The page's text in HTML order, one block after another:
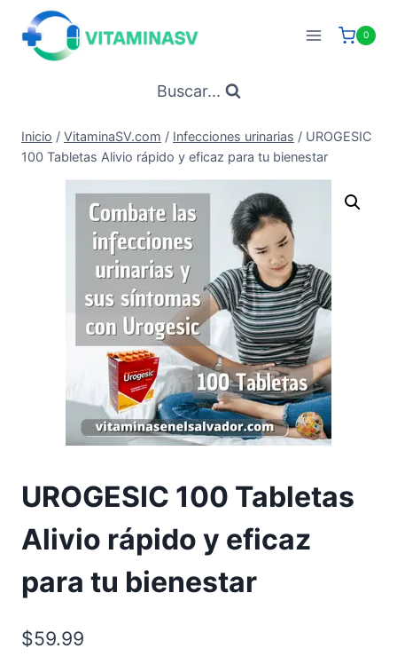
Saltar
contenido
0
Buscar...
Inicio / VitaminaSV.com / Infecciones urinarias / UROGESIC
100 Tabletas Alivio rápido y eficaz para tu bienestar
UROGESIC 100 Tabletas
Alivio rápido y eficaz
para tu bienestar
$59.99